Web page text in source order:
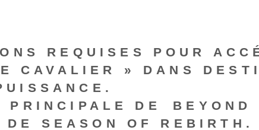
REQUISES POUR
CAVALIER » DANS
DE⁢ BEYOND
SEASON OF REBIRTH.